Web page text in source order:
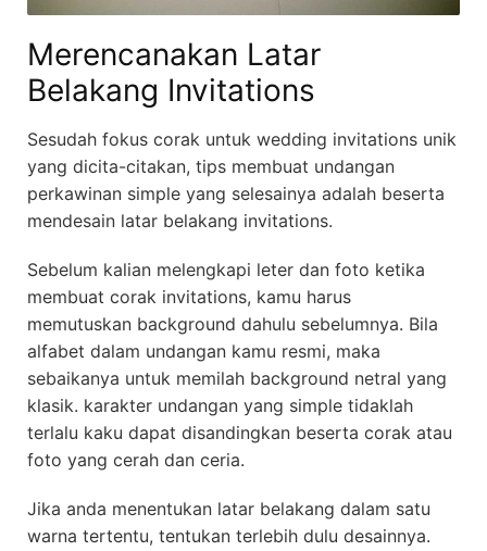
Merencanakan Latar
Belakang Invitations
Sesudah fokus corak untuk wedding invitations unik
yang dicita-citakan, tips membuat undangan
perkawinan simple yang selesainya adalah beserta
mendesain latar belakang invitations.
Sebelum kalian melengkapi leter dan foto ketika
membuat corak invitations, kamu harus
memutuskan background dahulu sebelumnya. Bila
alfabet dalam undangan kamu resmi, maka
sebaikanya untuk memilah background netral yang
klasik. karakter undangan yang simple tidaklah
terlalu kaku dapat disandingkan beserta corak atau
foto yang cerah dan ceria.
Jika anda menentukan latar belakang dalam satu
warna tertentu, tentukan terlebih dulu desainnya.